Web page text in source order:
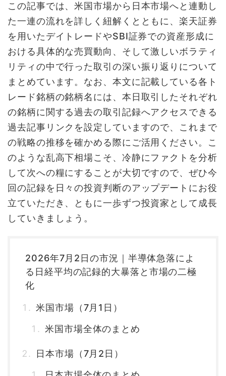
この記事では、米国市場から日本市場へと連動し
た一連の流れを詳しく紐解くとともに、楽天証券
を用いたデイトレードやSBI証券での資産形成に
おける具体的な売買動向、そして激しいボラティ
リティの中で行った取引の深い振り返りについて
まとめています。なお、本文に記載している各ト
レード銘柄の銘柄名には、本日取引したそれぞれ
の銘柄に関する過去の取引記録へアクセスできる
過去記事リンクを設定していますので、これまで
の戦略の推移を確かめる際にご活用ください。こ
のような乱高下相場こそ、冷静にファクトを分析
して次への糧にすることが大切ですので、ぜひ今
回の記録を日々の投資判断のアップデートにお役
立ていただき、ともに一歩ずつ投資家として成長
していきましょう。
2026年7月2日の市況｜半導体急落によ
る日経平均の記録的大暴落と市場の二極
化
米国市場（7月1日）
米国市場全体のまとめ
日本市場（7月2日）